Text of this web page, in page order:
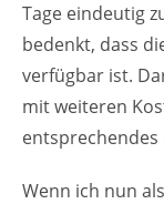
Tage eindeutig
bedenkt, dass
verfügbar ist.
mit weiteren
entsprechendes
Wenn ich nun